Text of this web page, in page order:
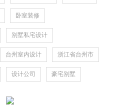
卧室装修
别墅私宅设计
台州室内设计 浙江省台州市
设计公司 豪宅别墅